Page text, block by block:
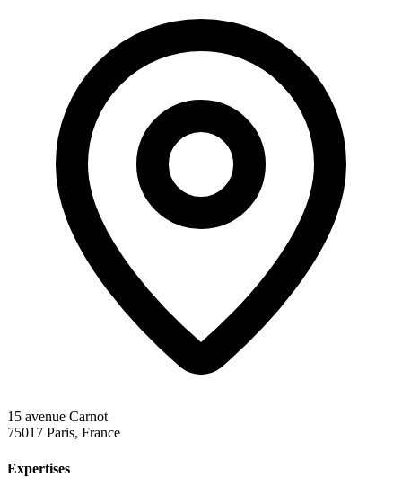
15 avenue Carnot
75017 Paris, France
Expertises